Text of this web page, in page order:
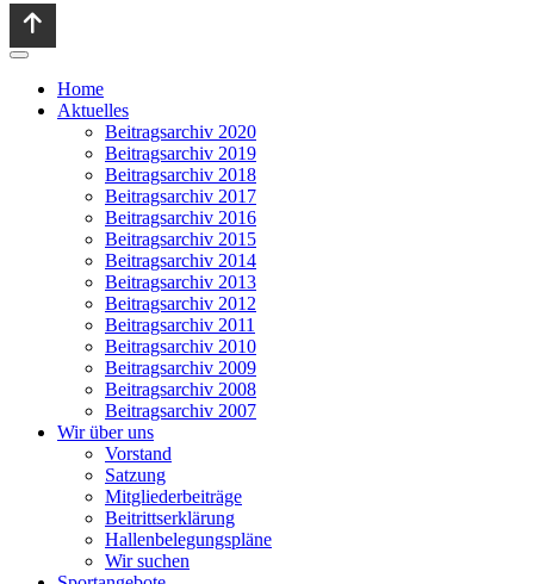
Home
Aktuelles
Beitragsarchiv 2020
Beitragsarchiv 2019
Beitragsarchiv 2018
Beitragsarchiv 2017
Beitragsarchiv 2016
Beitragsarchiv 2015
Beitragsarchiv 2014
Beitragsarchiv 2013
Beitragsarchiv 2012
Beitragsarchiv 2011
Beitragsarchiv 2010
Beitragsarchiv 2009
Beitragsarchiv 2008
Beitragsarchiv 2007
Wir über uns
Vorstand
Satzung
Mitgliederbeiträge
Beitrittserklärung
Hallenbelegungspläne
Wir suchen